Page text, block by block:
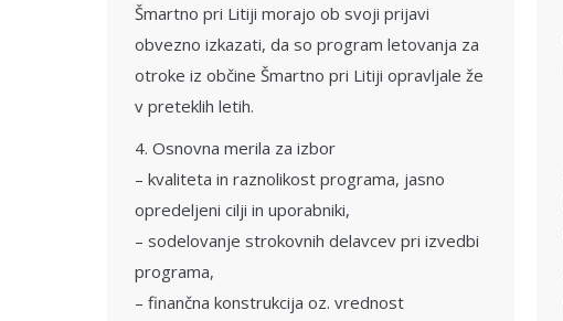
Šmartno pri Litiji morajo ob svoji prijavi
obvezno izkazati, da so program letovanja za
otroke iz občine Šmartno pri Litiji opravljale že
v preteklih letih.
4. Osnovna merila za izbor
– kvaliteta in raznolikost programa, jasno
opredeljeni cilji in uporabniki,
– sodelovanje strokovnih delavcev pri izvedbi
programa,
– finančna konstrukcija oz. vrednost